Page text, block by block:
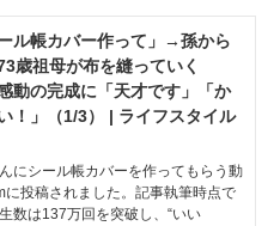
ール帳カバー作って」→孫から
歳祖母が布を縫っていく
の完成に「天才です」「か
！」（1/3） | ライフスタイル
にシール帳カバーを作ってもらう動
に投稿されました。記事執筆時点で
数は137万回を突破し、“いい